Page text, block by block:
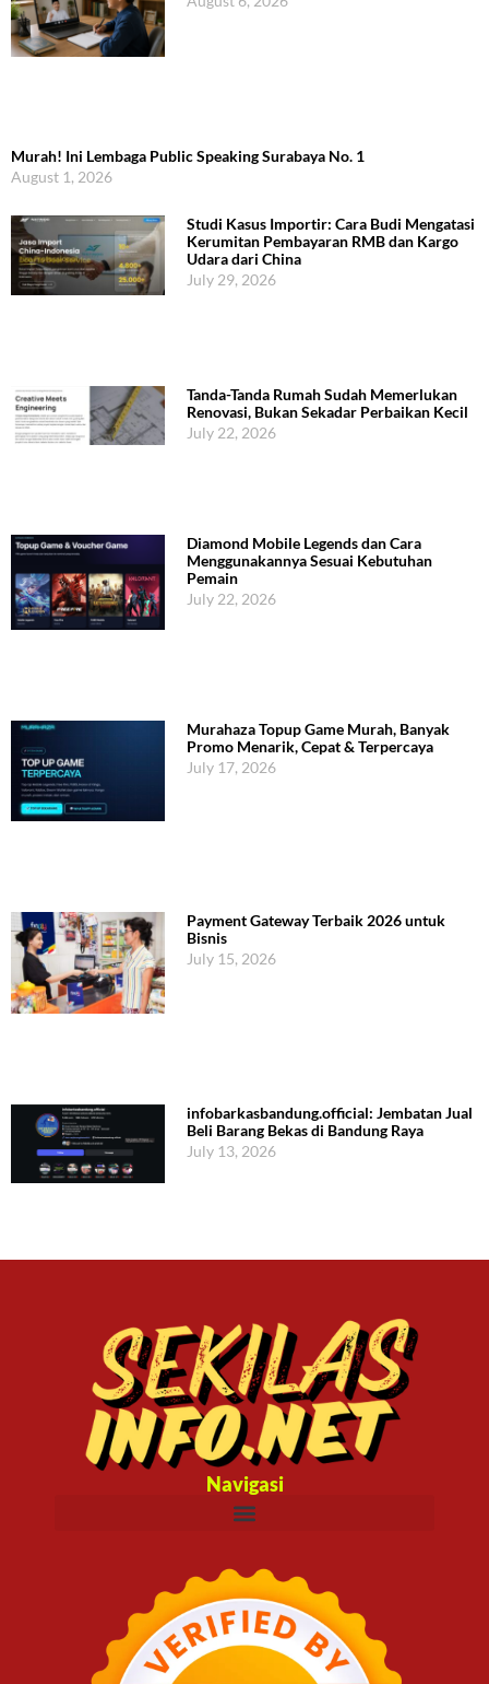
Murah! Ini Lembaga Public Speaking Surabaya No. 1
August 1, 2026
Studi Kasus Importir: Cara Budi Mengatasi
Kerumitan Pembayaran RMB dan Kargo
Udara dari China
July 29, 2026
Tanda-Tanda Rumah Sudah Memerlukan
Renovasi, Bukan Sekadar Perbaikan Kecil
July 22, 2026
Diamond Mobile Legends dan Cara
Menggunakannya Sesuai Kebutuhan
Pemain
July 22, 2026
Murahaza Topup Game Murah, Banyak
Promo Menarik, Cepat & Terpercaya
July 17, 2026
Payment Gateway Terbaik 2026 untuk
Bisnis
July 15, 2026
infobarkasbandung.official: Jembatan Jual
Beli Barang Bekas di Bandung Raya
July 13, 2026
Navigasi